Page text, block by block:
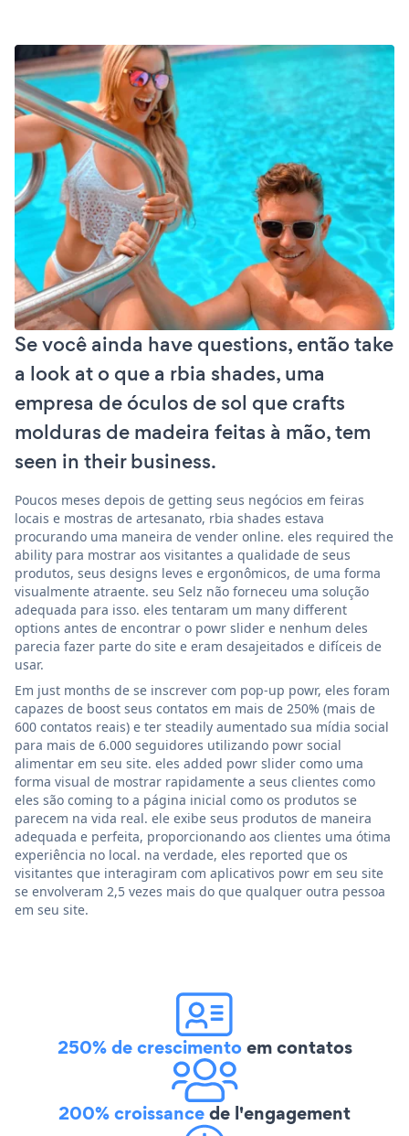
Se você ainda have questions, então take
a look at o que a rbia shades, uma
empresa de óculos de sol que crafts
molduras de madeira feitas à mão, tem
seen in their business.
Poucos meses depois de getting seus negócios em feiras
locais e mostras de artesanato, rbia shades estava
procurando uma maneira de vender online. eles required the
ability para mostrar aos visitantes a qualidade de seus
produtos, seus designs leves e ergonômicos, de uma forma
visualmente atraente. seu Selz não forneceu uma solução
adequada para isso. eles tentaram um many different
options antes de encontrar o powr slider e nenhum deles
parecia fazer parte do site e eram desajeitados e difíceis de
usar.
Em just months de se inscrever com pop-up powr, eles foram
capazes de boost seus contatos em mais de 250% (mais de
600 contatos reais) e ter steadily aumentado sua mídia social
para mais de 6.000 seguidores utilizando powr social
alimentar em seu site. eles added powr slider como uma
forma visual de mostrar rapidamente a seus clientes como
eles são coming to a página inicial como os produtos se
parecem na vida real. ele exibe seus produtos de maneira
adequada e perfeita, proporcionando aos clientes uma ótima
experiência no local. na verdade, eles reported que os
visitantes que interagiram com aplicativos powr em seu site
se envolveram 2,5 vezes mais do que qualquer outra pessoa
em seu site.
250% de crescimentoem contatos
200% croissancede l'engagement